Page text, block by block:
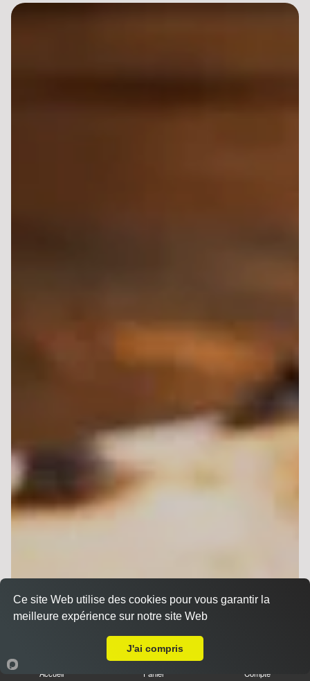
Accueil Panier Compte
Ce site Web utilise des cookies pour vous garantir la
meilleure expérience sur notre site Web
J'ai compris